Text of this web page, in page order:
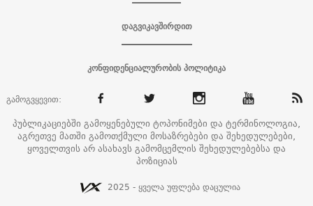
დაგვიკავშირდით
კონფიდენციალურობის პოლიტიკა
გამოგვყევით:
პუბლიკაციებში გამოყენებული ტოპონიმები და ტერმინოლოგია,
აგრეთვე მათში გამოთქმული მოსაზრებები და შეხედულებები,
ყოველთვის არ ასახავს გამომცემლის შეხედულებებსა და
პოზიციას
2025 - ყველა უფლება დაცულია